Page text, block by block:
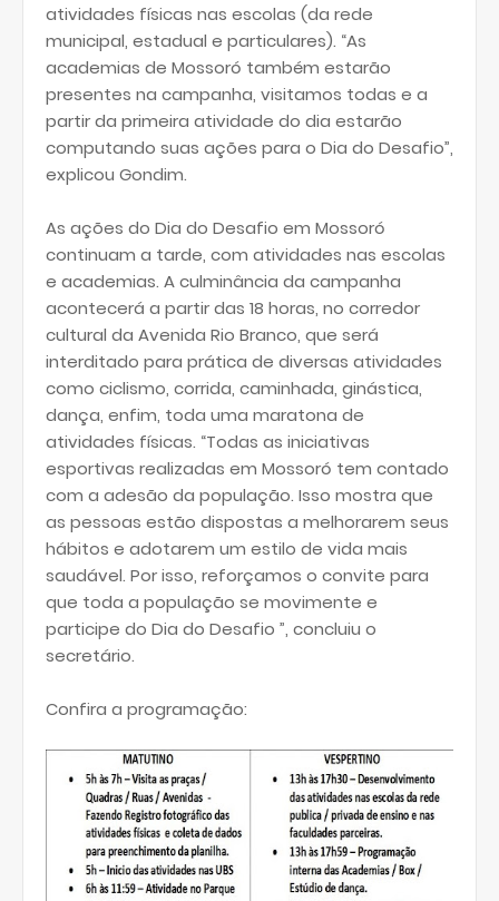
atividades físicas nas escolas (da rede
municipal, estadual e particulares). “As
academias de Mossoró também estarão
presentes na campanha, visitamos todas e a
partir da primeira atividade do dia estarão
computando suas ações para o Dia do Desafio”,
explicou Gondim.
As ações do Dia do Desafio em Mossoró
continuam a tarde, com atividades nas escolas
e academias. A culminância da campanha
acontecerá a partir das 18 horas, no corredor
cultural da Avenida Rio Branco, que será
interditado para prática de diversas atividades
como ciclismo, corrida, caminhada, ginástica,
dança, enfim, toda uma maratona de
atividades físicas. “Todas as iniciativas
esportivas realizadas em Mossoró tem contado
com a adesão da população. Isso mostra que
as pessoas estão dispostas a melhorarem seus
hábitos e adotarem um estilo de vida mais
saudável. Por isso, reforçamos o convite para
que toda a população se movimente e
participe do Dia do Desafio ”, concluiu o
secretário.
Confira a programação: